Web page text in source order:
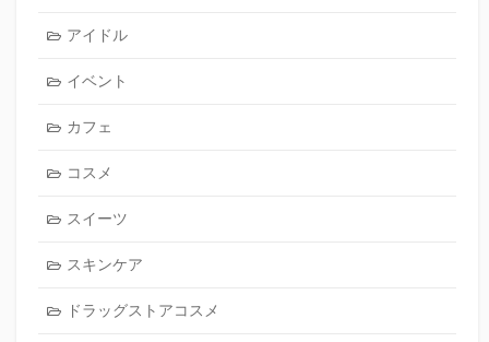
アイドル
イベント
カフェ
コスメ
スイーツ
スキンケア
ドラッグストアコスメ